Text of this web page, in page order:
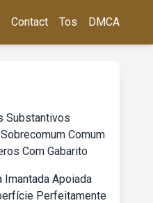
Contact Tos DMCA
Substantivos
Comum
Com Gabarito
Imantada Apoiada
Perfeitamente